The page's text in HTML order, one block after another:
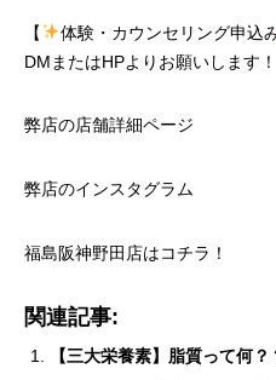
【 体験・カウンセリング申込
DMまたはHPよりお願いします！
弊店の店舗詳細ページ
弊店のインスタグラム
福島阪神野田店はコチラ！
関連記事:
【三大栄養素】脂質って何？